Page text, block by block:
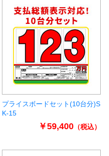
プライスボードセット(10台分)S
K-15
￥59,400（税込）